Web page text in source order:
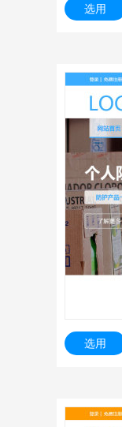
选用
选用